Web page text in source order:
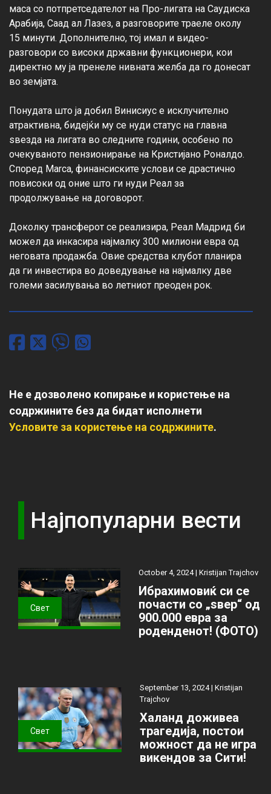
маса со потпретседателот на Про-лигата на Саудиска
Арабија, Саад ал Лазез, а разговорите траеле околу
15 минути. Дополнително, тој имал и видео-
разговори со високи државни функционери, кои
директно му ја пренеле нивната желба да го донесат
во земјата.
Понудата што ја добил Винисиус е исклучително
атрактивна, бидејќи му се нуди статус на главна
ѕвезда на лигата во следните години, особено по
очекуваното пензионирање на Кристијано Роналдо.
Според Marca, финансиските услови се драстично
повисоки од оние што ги нуди Реал за
продолжување на договорот.
Доколку трансферот се реализира, Реал Мадрид би
можел да инкасира најмалку 300 милиони евра од
неговата продажба. Овие средства клубот планира
да ги инвестира во доведување на најмалку две
големи засилувања во летниот преоден рок.
Не е дозволено копирање и користење на
содржините без да бидат исполнети
Условите за користење на содржините.
Најпопуларни вести
Свет
October 4, 2024 |Kristijan Trajchov
Ибрахимовиќ си се
почасти со „ѕвер“ од
900.000 евра за
роденденот! (ФОТО)
Свет
September 13, 2024 | Kristijan
Trajchov
Халанд доживеа
трагедија, постои
можност да не игра
викендов за Сити!